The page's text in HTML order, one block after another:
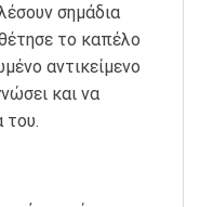
σημάδια
το καπέλο
αντικείμενο
και να
του.